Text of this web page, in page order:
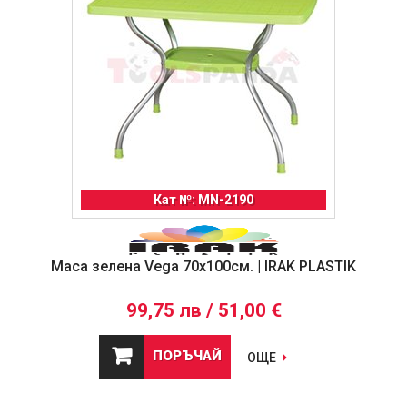
Кат №: MN-2190
Маса зелена Vega 70х100см. | IRAK PLASTIK
99,75 лв / 51,00 €
ПОРЪЧАЙ ОЩЕ